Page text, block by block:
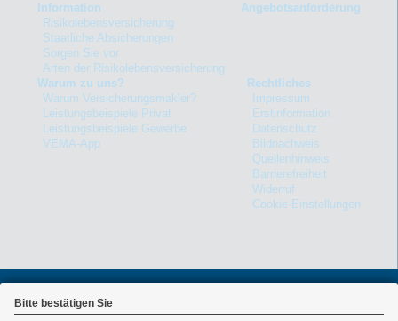
Bitte bestätigen Sie
Information
Risikolebensversicherung
Staatliche Absicherungen
Sorgen Sie vor
Arten der Risikolebensversicherung
Angebotsanforderung
Warum zu uns?
Warum Versicherungsmakler?
Leistungsbeispiele Privat
Leistungsbeispiele Gewerbe
VEMA-App
Rechtliches
Impressum
Erstinformation
Datenschutz
Bildnachweis
Quellenhinweis
Barrierefreiheit
Widerruf
Cookie-Einstellungen